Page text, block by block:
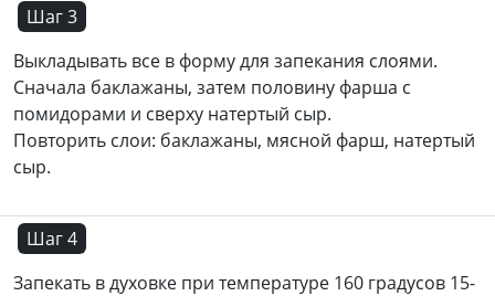
Шаг 3
Выкладывать все в форму для запекания слоями.
Сначала баклажаны, затем половину фарша с
помидорами и сверху натертый сыр.
Повторить слои: баклажаны, мясной фарш, натертый
сыр.
Шаг 4
Запекать в духовке при температуре 160 градусов 15-